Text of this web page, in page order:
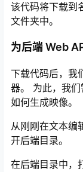
该代码将下载
文件夹中。
为后端 Web
下载代码后，我
器。 为此，我
如何生成映像。
从刚刚在文本编
开后端目录。
在后端目录中，